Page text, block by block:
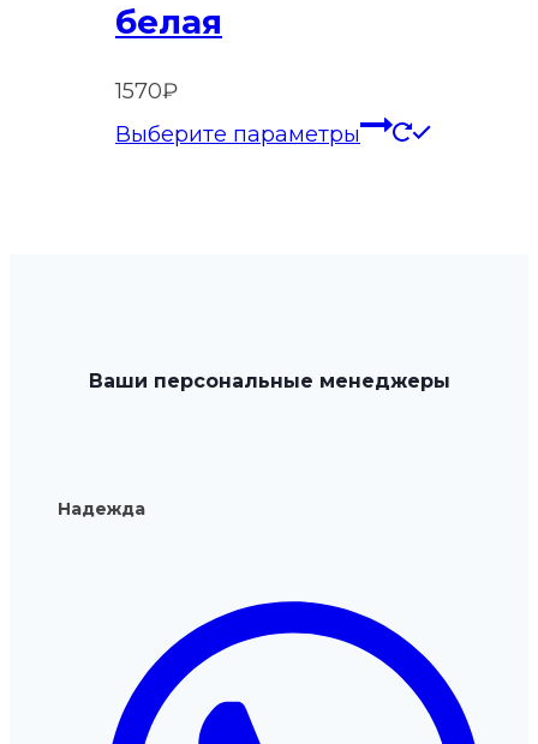
белая
1570₽
Выберите параметры
Этот
на
Ваши персональные менеджеры
Надежда